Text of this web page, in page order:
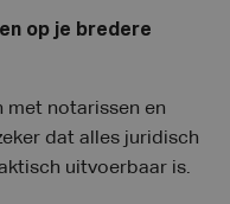
op je bredere
met notarissen en
dat alles juridisch
uitvoerbaar is.